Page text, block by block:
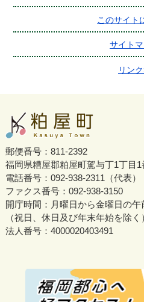
このサイト
サイト
リン
郵便番号：811-2392
福岡県糟屋郡粕屋町駕与丁1丁目1
電話番号：092-938-2311（代表）
ファクス番号：092-938-3150
開庁時間：月曜日から金曜日の
（祝日、休日及び年末年始を除く
法人番号：4000020403491